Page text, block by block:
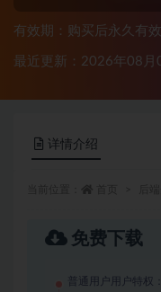
有效期：购买后永久有效
最近更新：2026年08月
详情介绍
免费下载
普通用户用户特权：